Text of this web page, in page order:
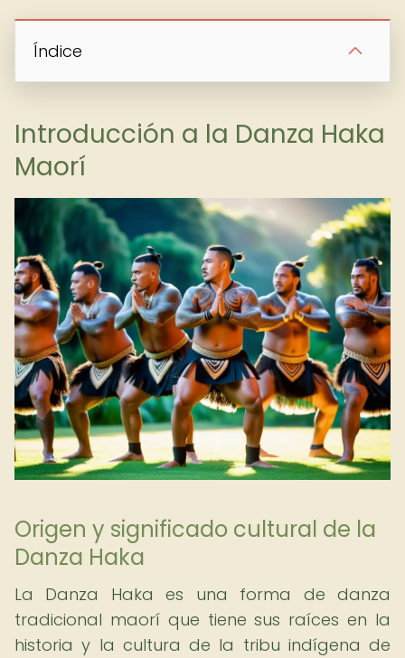
Índice
Introducción a la Danza Haka
Maorí
Origen y significado cultural de la
Danza Haka
La Danza Haka es una forma de danza
tradicional maorí que tiene sus raíces en la
historia y la cultura de la tribu indígena de